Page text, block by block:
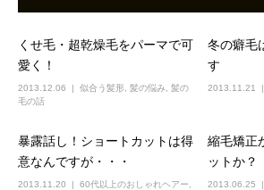
くせ毛・超乾燥毛をパーマで可
愛く！
2013.12.06 似合う髪形 髪の悩み 髪の
毛の話
冬の癖毛
す
2013.11.21
暴露話し！ショートカットは得
意なんですが・・・
2013.11.20 60代以上のおしゃれヘアー
縮毛矯正
ットか？
2013.06.25